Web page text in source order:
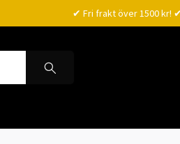
✔ Fri frakt över 1500 kr!